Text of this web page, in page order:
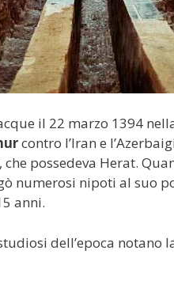
il 22 marzo 1394
contro l’Iran e
possedeva Herat.
numerosi nipoti al suo
anni.
dell’epoca notano